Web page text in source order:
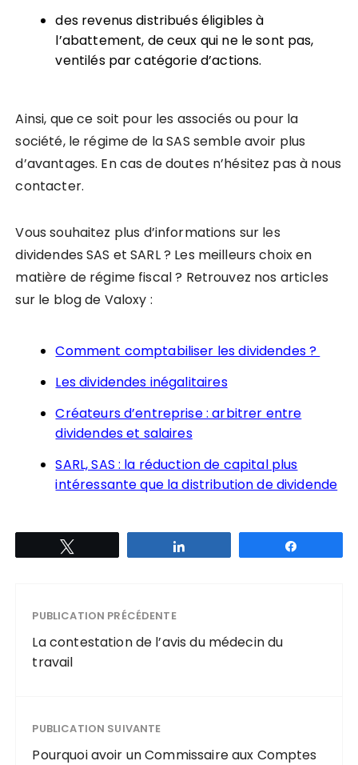
des revenus distribués éligibles à
l’abattement, de ceux qui ne le sont pas,
ventilés par catégorie d’actions.
Ainsi, que ce soit pour les associés ou pour la
société, le régime de la SAS semble avoir plus
d’avantages. En cas de doutes n’hésitez pas à nous
contacter.
Vous souhaitez plus d’informations sur les
dividendes SAS et SARL ? Les meilleurs choix en
matière de régime fiscal ? Retrouvez nos articles
sur le blog de Valoxy :
Comment comptabiliser les dividendes ?
Les dividendes inégalitaires
Créateurs d’entreprise : arbitrer entre
dividendes et salaires
SARL, SAS : la réduction de capital plus
intéressante que la distribution de dividende
PUBLICATION PRÉCÉDENTE
La contestation de l’avis du médecin du
travail
PUBLICATION SUIVANTE
Pourquoi avoir un Commissaire aux Comptes